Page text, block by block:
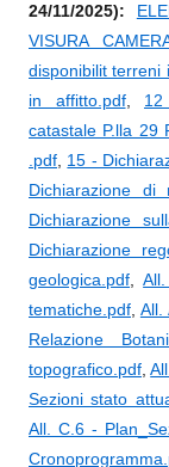
24/11/2025):
VISURA
disponibilit terreni
in affitto.pdf, 12
catastale P.lla 29
.pdf 15 -
Dichiarazione di
Dichiarazione
Dichiarazione
geologica.pdf ,
tematiche.pdf All.
Relazione
topografico.pdf ,
Sezioni stato
All. C.6 -